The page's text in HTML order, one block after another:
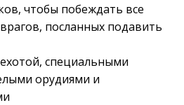
чтобы побеждать все
посланных подавить
специальными
орудиями и